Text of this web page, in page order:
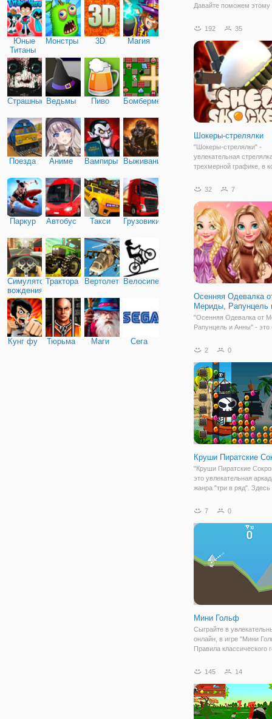
Юные
Титаны
Монстры 3D Магия
Страшные Ведьмы Пиво Бомбермен
Поезда Аниме Вампиры Выживание
Паркур Автобус Такси Грузовики
Симулятор
вождения
Трактора ВертолетыВелосипед
Кунг фу Тюрьма Маги Сега
Давайте поможем этому
"Бумажный Полёт"
собой аркаду с простым
управлением и
192 35
Шокеры-стрелялки
"Шокеры-стрелялки" -
увлекательная
трехмерной графике, в
войну против
персонажем в этом
обычное куриное яйцо.
на
32 7
Осенняя Одевалка
Мериды, Рапунцель
"Осенняя Одевалка от
Рапунцель и Анны" - это
вы подберете образы
осень, а значит, пора
свой гардероб больше
уютных вещей и
2 0
Круши Пиратские
"Круши Пиратские
это увлекательная
жанра "три в ряд".
поможем им собрать
нам пригодится логика и
7 0
Мини Гольф
Сыграйте в
онлайн, в игре "Мини
Правила классического
забить максимальное
минимальное
"Мини
145 14